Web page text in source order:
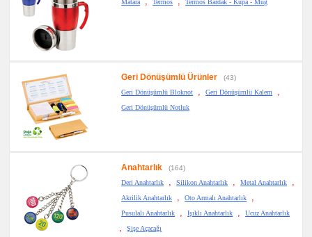
Geri Dönüşümlü Ürünler
(43)
Geri Dönüşümlü Bloknot
Geri Dönüşümlü Kalem
Geri Dönüşümlü Notluk
Anahtarlık
(164)
Deri Anahtarlık
Silikon Anahtarlık Metal Anahtarlık
Akrilik Anahtarlık Oto Armalı Anahtarlık
Pusulalı Anahtarlık Işıklı Anahtarlık Ucuz Anahtarlık
Şişe Açacağı